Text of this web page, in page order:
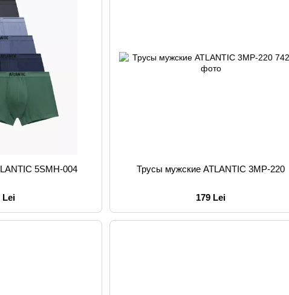
5SMH-004
Lei
Трусы мужские ATLANTIC 3MP-220
179 Lei